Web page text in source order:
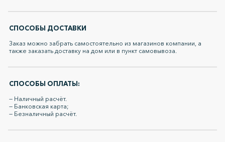
СПОСОБЫ ДОСТАВКИ
Заказ можно забрать самостоятельно из магазинов компании, а
также заказать доставку на дом или в пункт самовывоза.
СПОСОБЫ ОПЛАТЫ:
— Наличный расчёт.
— Банковская карта;
— Безналичный расчёт.